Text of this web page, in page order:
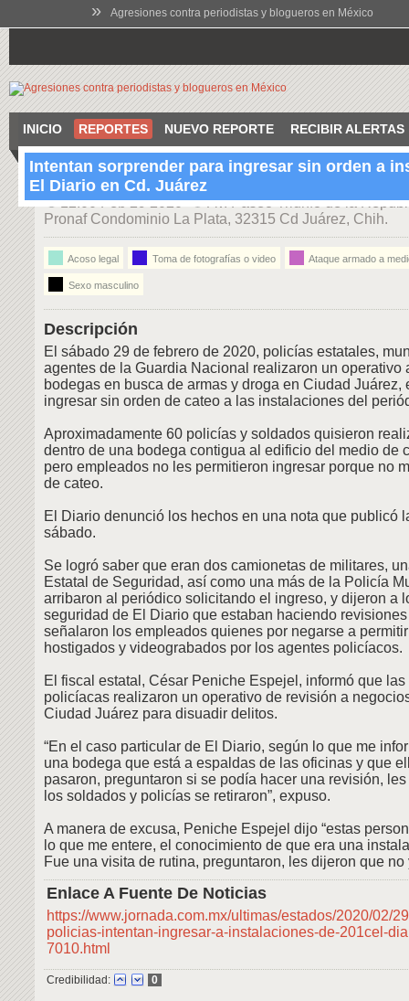
» Agresiones contra periodistas y blogueros en México
INICIO REPORTES NUEVO REPORTE RECIBIR ALERTAS
Intentan sorprender para ingresar sin orden a
El Diario en Cd. Juárez
12:00 Feb 29 2020
Av. Paseo Triunfo de la
Pronaf Condominio La Plata, 32315 Cd Juárez, Chih.
Acoso legal Toma de fotografías o video Ataque armado a
Sexo masculino
Descripción
El sábado 29 de febrero de 2020, policías estatales,
agentes de la Guardia Nacional realizaron un operativo
bodegas en busca de armas y droga en Ciudad Juárez,
ingresar sin orden de cateo a las instalaciones del
Aproximadamente 60 policías y soldados quisieron
dentro de una bodega contigua al edificio del medio de
pero empleados no les permitieron ingresar porque no
de cateo.
El Diario denunció los hechos en una nota que publicó
sábado.
Se logró saber que eran dos camionetas de militares,
Estatal de Seguridad, así como una más de la Policía
arribaron al periódico solicitando el ingreso, y dijeron a
seguridad de El Diario que estaban haciendo
señalaron los empleados quienes por negarse a
hostigados y videograbados por los agentes policíacos.
El fiscal estatal, César Peniche Espejel, informó que
policíacas realizaron un operativo de revisión a
Ciudad Juárez para disuadir delitos.
“En el caso particular de El Diario, según lo que me
una bodega que está a espaldas de las oficinas y que
pasaron, preguntaron si se podía hacer una revisión,
los soldados y policías se retiraron”, expuso.
A manera de excusa, Peniche Espejel dijo “estas
lo que me entere, el conocimiento de que era una
Fue una visita de rutina, preguntaron, les dijeron que no
Enlace A Fuente De Noticias
https://www.jornada.com.mx/ultimas/estados/2020/02/
policias-intentan-ingresar-a-instalaciones-de-201cel-
7010.html
Credibilidad: 0